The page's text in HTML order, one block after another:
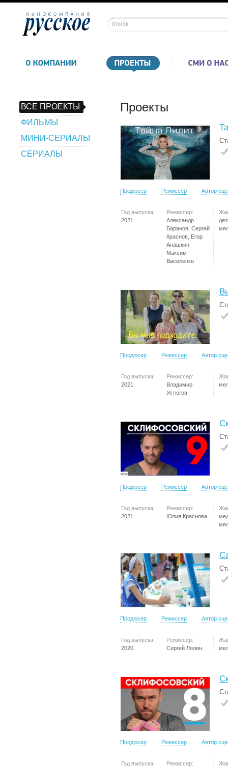
ВСЕ ПРОЕКТЫ
ФИЛЬМЫ
МИНИ-СЕРИАЛЫ
СЕРИАЛЫ
Проекты
Продюсер Режиссер Автор
Год выпуска:
2021
Режиссер:
Александр
Баранов, Сергей
Краснов, Егор
Анашкин,
Максим
Василенко
Продюсер Режиссер Автор
Год выпуска:
2021
Режиссер:
Владимир
Устюгов
Продюсер Режиссер Автор
Год выпуска:
2021
Режиссер:
Юлия Краснова
Продюсер Режиссер Автор
Год выпуска:
2020
Режиссер:
Сергей Лялин
Продюсер Режиссер Автор
Год выпуска:
Режиссер: